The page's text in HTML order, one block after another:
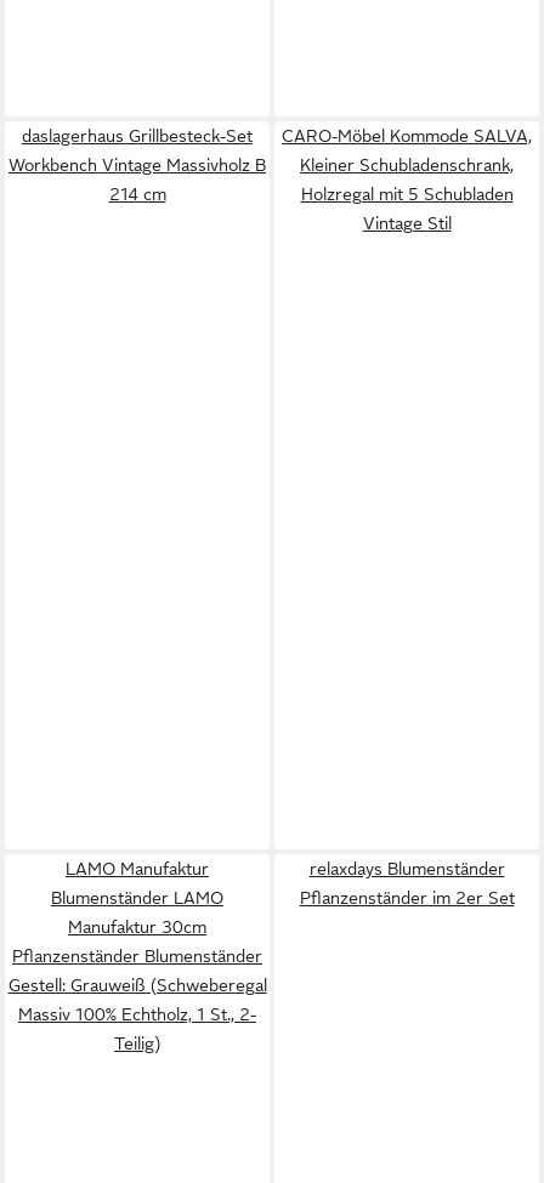
daslagerhaus Grillbesteck-Set
Workbench Vintage Massivholz B
214 cm
CARO-Möbel Kommode SALVA,
Kleiner Schubladenschrank,
Holzregal mit 5 Schubladen
Vintage Stil
LAMO Manufaktur
Blumenständer LAMO
Manufaktur 30cm
Pflanzenständer Blumenständer
Gestell: Grauweiß (Schweberegal
Massiv 100% Echtholz, 1 St., 2-
Teilig)
relaxdays Blumenständer
Pflanzenständer im 2er Set